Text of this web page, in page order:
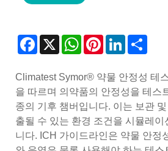
Facebook
X WhatsAppPinterestLinkedIn
Climatest Symor® 약물 안정성 테
을 따르며 의약품의 안정성을 테스
종의 기후 챔버입니다. 이는 보관
출될 수 있는 환경 조건을 시뮬레
니다. ICH 가이드라인은 약물 안정